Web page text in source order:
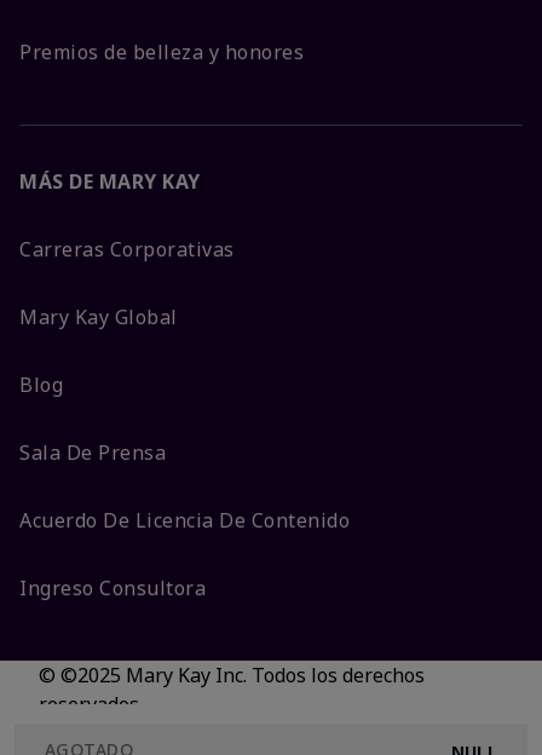
AGOTADO
Premios de belleza y honores
MÁS DE MARY KAY
Carreras Corporativas
Mary Kay Global
Blog
Sala De Prensa
Acuerdo De Licencia De Contenido
Ingreso Consultora
© ©2025 Mary Kay Inc. Todos los derechos
reservados.